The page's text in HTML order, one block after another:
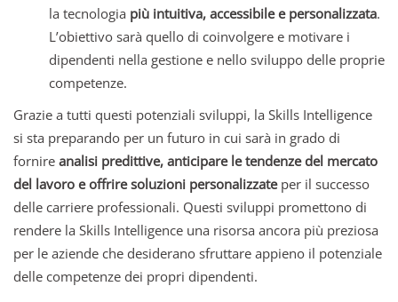
la tecnologia più intuitiva, accessibile e personalizzata.
L’obiettivo sarà quello di coinvolgere e motivare i
dipendenti nella gestione e nello sviluppo delle proprie
competenze.
Grazie a tutti questi potenziali sviluppi, la Skills Intelligence
si sta preparando per un futuro in cui sarà in grado di
fornire analisi predittive, anticipare le tendenze del mercato
del lavoro e offrire soluzioni personalizzateper il successo
delle carriere professionali. Questi sviluppi promettono di
rendere la Skills Intelligence una risorsa ancora più preziosa
per le aziende che desiderano sfruttare appieno il potenziale
delle competenze dei propri dipendenti.